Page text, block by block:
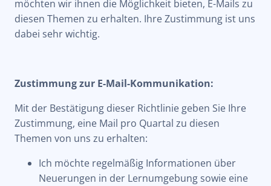
möchten wir ihnen die Möglichkeit bieten, E-Mails zu
diesen Themen zu erhalten. Ihre Zustimmung ist uns
dabei sehr wichtig.
Zustimmung zur E-Mail-Kommunikation:
Mit der Bestätigung dieser Richtlinie geben Sie Ihre
Zustimmung, eine Mail pro Quartal zu diesen
Themen von uns zu erhalten:
Ich möchte regelmäßig Informationen über
Neuerungen in der Lernumgebung sowie eine